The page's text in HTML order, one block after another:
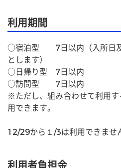
利用期間
○宿泊型　　7日以内（入所日
とします）
○日帰り型　7日以内
○訪問型　　7日以内
※ただし、組み合わせて利用
用できます。
12/29から１/3は利用できませ